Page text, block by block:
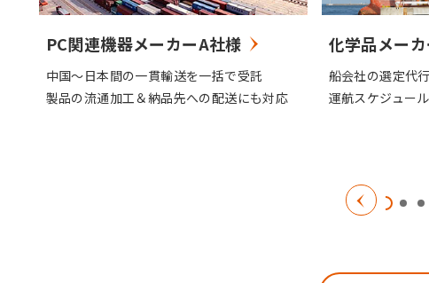
PC関連機器メーカーA社様
中国～日本間の一貫輸送を一括で受託
製品の流通加工＆納品先への配送にも対応
化学品メー
船会社の選定代
運航スケジュー